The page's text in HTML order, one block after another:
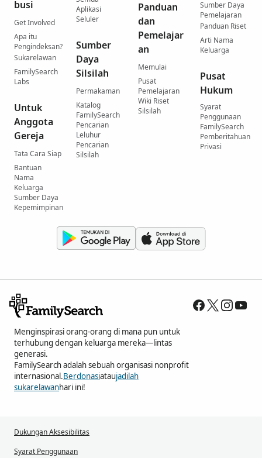
busi
Get Involved
Apa itu
Pengindeksan?
Sukarelawan
FamilySearch
Labs
Untuk
Anggota
Gereja
Tata Cara Siap
Bantuan
Nama
Keluarga
Sumber Daya
Kepemimpinan
Aplikasi
Seluler
Sumber
Daya
Silsilah
Permakaman
Katalog
FamilySearch
Pencarian
Leluhur
Pencarian
Silsilah
Panduan
dan
Pemelajar
an
Memulai
Pusat
Pemelajaran
Wiki Riset
Silsilah
Sumber Daya
Pemelajaran
Panduan Riset
Arti Nama
Keluarga
Pusat
Hukum
Syarat
Penggunaan
FamilySearch
Pemberitahuan
Privasi
Menginspirasi orang-orang di mana pun untuk
terhubung dengan keluarga mereka—lintas
generasi.
FamilySearch adalah sebuah organisasi nonprofit
internasional.Berdonasiataujadilah
sukarelawanhari ini!
Dukungan Aksesibilitas
Syarat Penggunaan